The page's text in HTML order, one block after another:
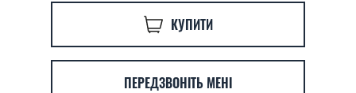
КУПИТИ
ПЕРЕДЗВОНІТЬ МЕНІ